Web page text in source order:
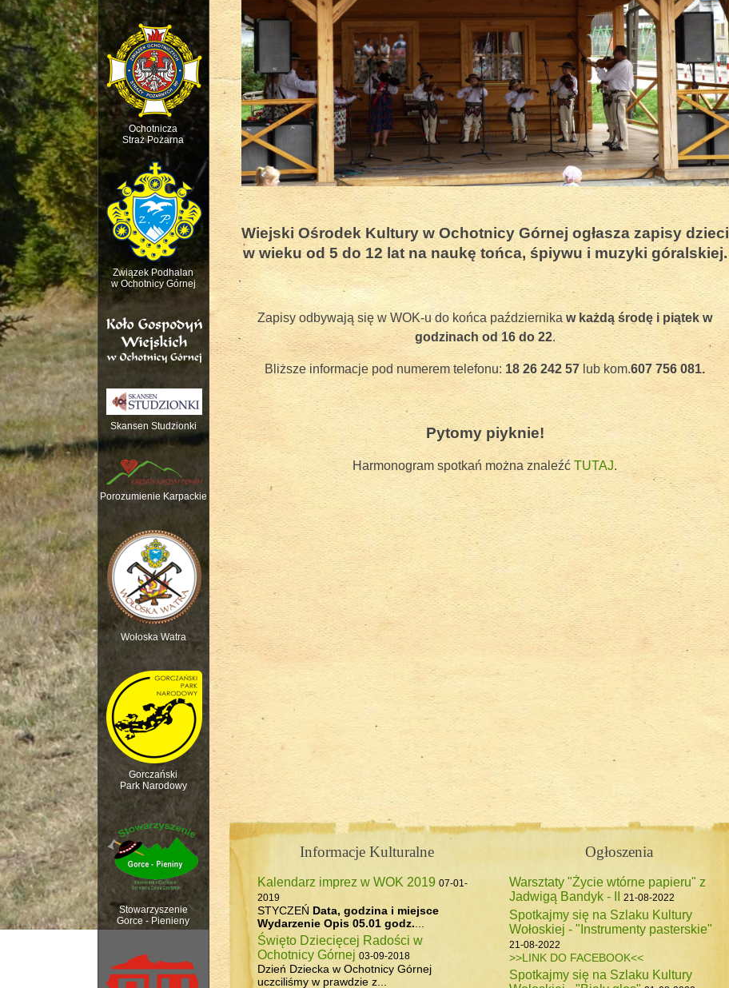
Ochotnicza
Straż Pożarna
Związek Podhalan
w Ochotnicy Górnej
Skansen Studzionki
Porozumienie Karpackie
Wołoska Watra
Gorczański
Park Narodowy
Stowarzyszenie
Gorce - Pienieny
Msza św. w intencji ruchu pasterskiego, 24 czerwiec 2017
Święto dziecięcej Radości - Dzień Dziecka 2018
Nauka gry na tradycyjnych instrumentach ludowych w WOK 2018
Polana Kurnytowa - Forendówki 2018
Rozpoczęcie sezonu pasterskiego, 6 maj 2017
Wiejski Ośrodek Kultury w Ochotnicy Górnej ogłasza zapisy dzieci
w wieku od 5 do 12 lat na naukę tońca, śpiywu i muzyki góralskiej.
Zapisy odbywają się w WOK-u do końca października w każdą środę i piątek w
godzinach od 16 do 22.
Bliższe informacje pod numerem telefonu: 18 26 242 57lub kom.607 756 081.
Pytomy piyknie!
Harmonogram spotkań można znaleźć TUTAJ.
Informacje Kulturalne
Kalendarz imprez w WOK 2019 07-01-
2019
STYCZEŃ Data, godzina i miejsce
Wydarzenie Opis 05.01 godz.
Święto Dziecięcej Radości w
Ochotnicy Górnej 03-09-2018
Dzień Dziecka w Ochotnicy Górnej
uczciliśmy w prawdzie z...
Ogłoszenia
Warsztaty "Życie wtórne papieru" z
Jadwigą Bandyk - II
21-08-2022
Spotkajmy się na Szlaku Kultury
Wołoskiej - "Instrumenty pasterskie"
21-08-2022
>>LINK DO FACEBOOK<<
Spotkajmy się na Szlaku Kultury